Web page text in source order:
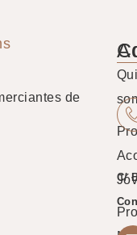
de
C/